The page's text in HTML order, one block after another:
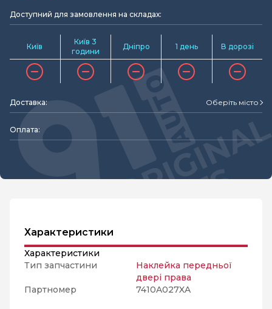
Доступний для замовлення на складах:
Київ
Київ 3
години
Дніпро 1 день В дорозі
Доставка: Оберіть місто
Оплата:
Характеристики
Характеристики
Тип запчастини
Наклейка передньої
двері права
Партномер
7410A027XA